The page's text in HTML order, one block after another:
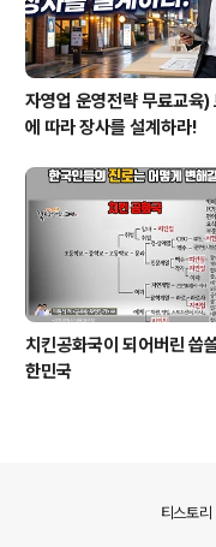
자영업 운영전략 무료교육)
에 따라 장사를 설계하라!
치킨공화국이 되어버린 씁
한민국
티스토리